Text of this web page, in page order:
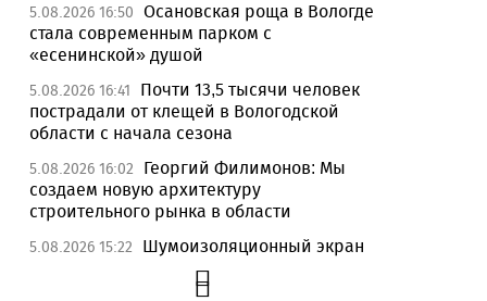
5.08.2026 16:50 Осановская роща в Вологде
стала современным парком с
«есенинской» душой
5.08.2026 16:41
Почти 13,5 тысячи человек
пострадали от клещей в Вологодской
области с начала сезона
5.08.2026 16:02
Георгий Филимонов: Мы
создаем новую архитектуру
строительного рынка в области
5.08.2026 15:22
Шумоизоляционный экран
на Белозерском шоссе в Вологде
превратили в «космическую» галерею